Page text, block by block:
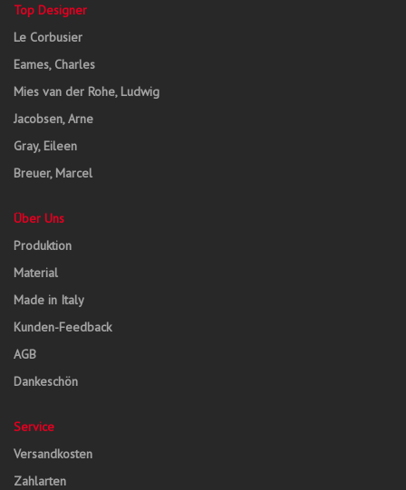
Top Designer
Le Corbusier
Eames, Charles
Mies van der Rohe, Ludwig
Jacobsen, Arne
Gray, Eileen
Breuer, Marcel
Über Uns
Produktion
Material
Made in Italy
Kunden-Feedback
AGB
Dankeschön
Service
Versandkosten
Zahlarten